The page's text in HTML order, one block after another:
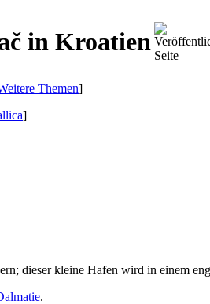
in Kroatien
Themen]
]
dieser kleine Hafen wird in einem
.